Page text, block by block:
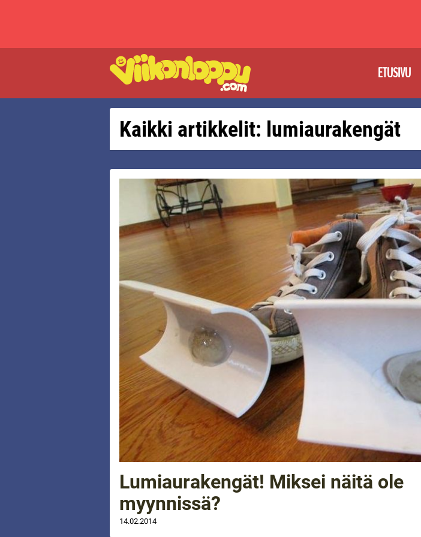
ETUSIVU
Kaikki artikkelit: lumiaurakengät
Lumiaurakengät! Miksei näitä ole
myynnissä?
14.02.2014